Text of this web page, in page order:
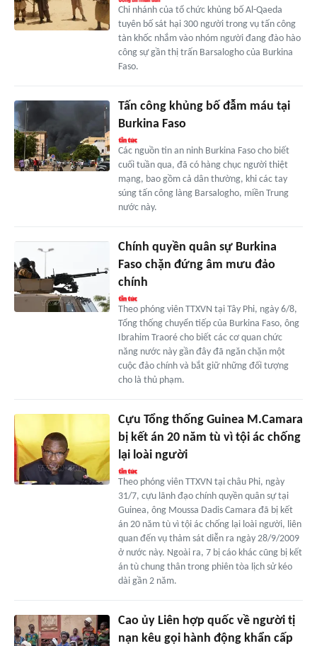
Chi nhánh của tổ chức khủng bố Al-Qaeda
tuyên bố sát hại 300 người trong vụ tấn công
tàn khốc nhắm vào nhóm người đang đào hào
công sự gần thị trấn Barsalogho của Burkina
Faso.
Tấn công khủng bố đẫm máu tại
Burkina Faso
Các nguồn tin an ninh Burkina Faso cho biết
cuối tuần qua, đã có hàng chục người thiệt
mạng, bao gồm cả dân thường, khi các tay
súng tấn công làng Barsalogho, miền Trung
nước này.
Chính quyền quân sự Burkina
Faso chặn đứng âm mưu đảo
chính
Theo phóng viên TTXVN tại Tây Phi, ngày 6/8,
Tổng thống chuyển tiếp của Burkina Faso, ông
Ibrahim Traoré cho biết các cơ quan chức
năng nước này gần đây đã ngăn chặn một
cuộc đảo chính và bắt giữ những đối tượng
cho là thủ phạm.
Cựu Tổng thống Guinea M.Camara
bị kết án 20 năm tù vì tội ác chống
lại loài người
Theo phóng viên TTXVN tại châu Phi, ngày
31/7, cựu lãnh đạo chính quyền quân sự tại
Guinea, ông Moussa Dadis Camara đã bị kết
án 20 năm tù vì tội ác chống lại loài người, liên
quan đến vụ thảm sát diễn ra ngày 28/9/2009
ở nước này. Ngoài ra, 7 bị cáo khác cũng bị kết
án tù chung thân trong phiên tòa lịch sử kéo
dài gần 2 năm.
Cao ủy Liên hợp quốc về người tị
nạn kêu gọi hành động khẩn cấp